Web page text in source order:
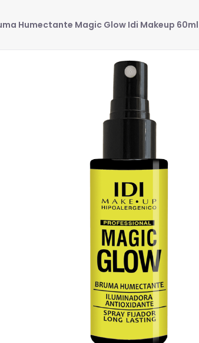
Humectante Magic Glow Idi Makeup 60ml